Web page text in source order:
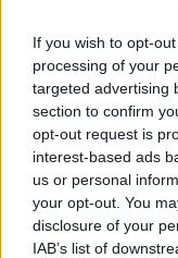
If you wish to opt-
processing of your
targeted advertising
section to confirm
opt-out request is
interest-based ads
us or personal
your opt-out. You
disclosure of your
IAB’s list of
τιμές
ΔΙΑΒΑΣΤΕ
Οικονομία|
Δείτε εάν
ευρώ